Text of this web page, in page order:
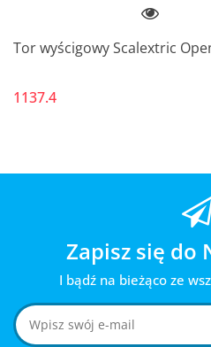
Tor wyścigowy Scalextric
1137.4
Zapisz się do
I bądź na bieżąco ze